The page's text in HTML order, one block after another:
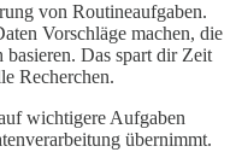
von Routineaufgaben.
Vorschläge machen, die
Das spart dir Zeit
Recherchen.
wichtigere Aufgaben
übernimmt.